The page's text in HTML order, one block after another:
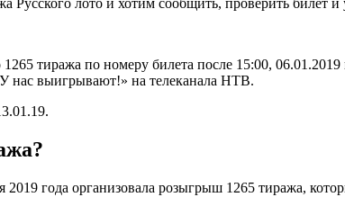
тиража по номеру билета после 15:00,
нас выигрывают!» на телеканала НТВ.
2019 года организовала розыгрыш 1265 тиража,